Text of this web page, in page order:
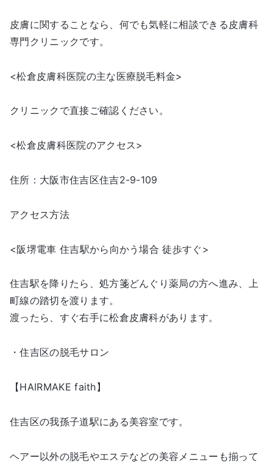
皮膚に関することなら、何でも気軽に相談できる皮膚科
専門クリニックです。
<松倉皮膚科医院の主な医療脱毛料金>
クリニックで直接ご確認ください。
<松倉皮膚科医院のアクセス>
住所：大阪市住吉区住吉2-9-109
アクセス方法
<阪堺電車 住吉駅から向かう場合 徒歩すぐ>
住吉駅を降りたら、処方箋どんぐり薬局の方へ進み、上
町線の踏切を渡ります。
渡ったら、すぐ右手に松倉皮膚科があります。
・住吉区の脱毛サロン
【HAIRMAKE faith】
住吉区の我孫子道駅にある美容室です。
ヘアー以外の脱毛やエステなどの美容メニューも揃って